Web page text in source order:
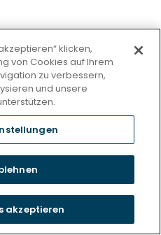
klicken,
von Cookies auf Ihrem
zu verbessern,
und unsere
akzeptieren